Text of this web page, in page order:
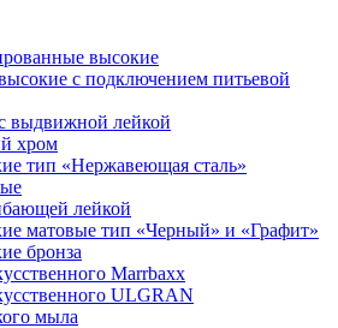
высокие
с подключением питьевой
выдвижной лейкой
хром
тип «Нержавеющая сталь»
лейкой
матовые тип «Черный» и «Графит»
бронза
Marrbaxx
ULGRAN
мыла